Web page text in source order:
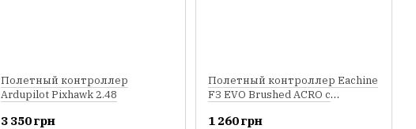
Полетный контроллер
Ardupilot Pixhawk 2.48
3 350 грн
Полетный контроллер Eachine
F3 EVO Brushed ACRO с
1 260 грн